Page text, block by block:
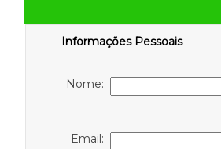
Informações Pessoais
Nome:
Email: